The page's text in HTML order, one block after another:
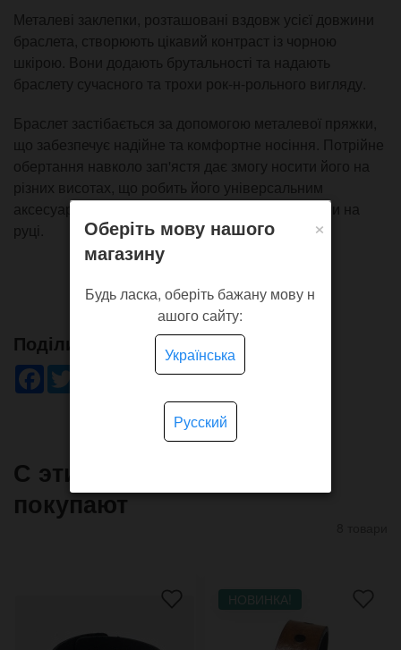
Металеві заклепки, розташовані вздовж усієї довжини
браслета, створюють цікавий контраст із чорною
шкірою. Вони додають брутальності та надають
браслету сучасного та трохи рок-н-рольного вигляду.
Браслет застібається за допомогою металевої пряжки,
що забезпечує надійне та комфортне носіння. Потрійне
обертання навколо зап'ястя дає змогу носити його на
різних висотах, що робить його універсальним
аксесуаром для поєднання з іншими прикрасами на
руці.
Поділись!
Facebook WhatsApp
ViberPinterestTelegram
С этим товаром часто
покупают
НОВИНКА!
×
Оберіть мову нашого
магазину
Будь ласка, оберіть бажану мову н
ашого сайту:
Українська
Русский